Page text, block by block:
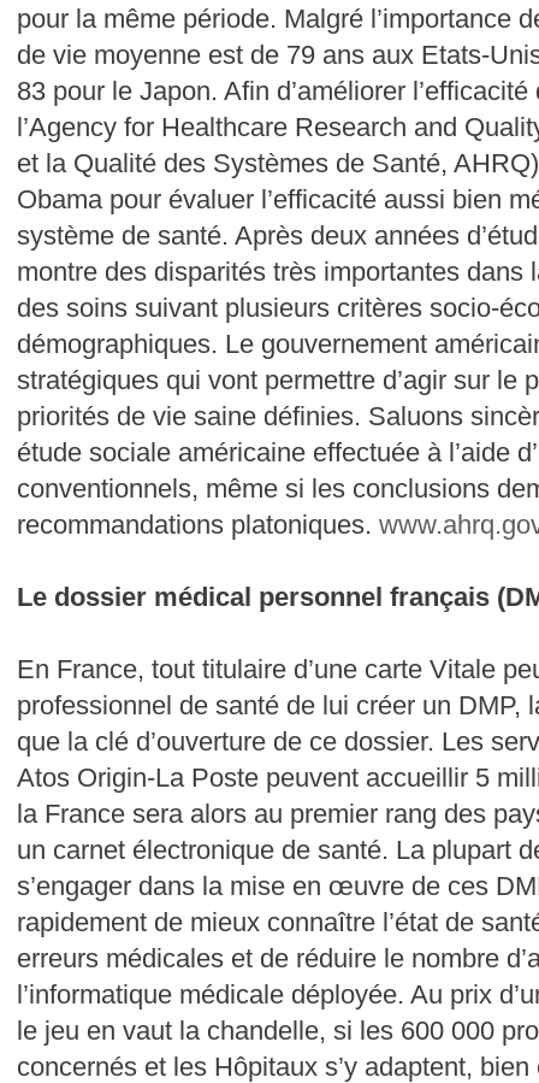
pour la même période. Malgré l’importance
de vie moyenne est de 79 ans aux Etats-
83 pour le Japon. Afin d’améliorer
l’Agency for Healthcare Research and
et la Qualité des Systèmes de Santé,
Obama pour évaluer l’efficacité aussi bien
système de santé. Après deux années
montre des disparités très importantes dans
des soins suivant plusieurs critères socio-
démographiques. Le gouvernement
stratégiques qui vont permettre d’agir sur le
priorités de vie saine définies. Saluons
étude sociale américaine effectuée à l’aide
conventionnels, même si les conclusions
recommandations platoniques.
Le dossier médical personnel français
En France, tout titulaire d’une carte Vitale
professionnel de santé de lui créer un DMP,
que la clé d’ouverture de ce dossier. Les
Atos Origin-La Poste peuvent accueillir 5
la France sera alors au premier rang des
un carnet électronique de santé. La plupart
s’engager dans la mise en œuvre de ces
rapidement de mieux connaître l’état de
erreurs médicales et de réduire le nombre
l’informatique médicale déployée. Au prix
le jeu en vaut la chandelle, si les 600 000
concernés et les Hôpitaux s’y adaptent,